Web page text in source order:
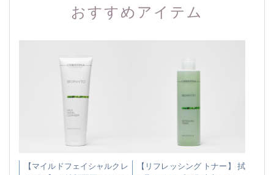
おすすめアイテム
【マイルドフェイシャルクレ
【リフレッシング トナー】 拭